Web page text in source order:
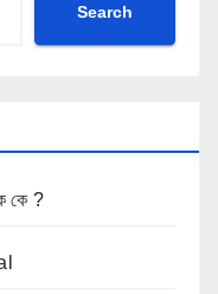
Search
কে ?